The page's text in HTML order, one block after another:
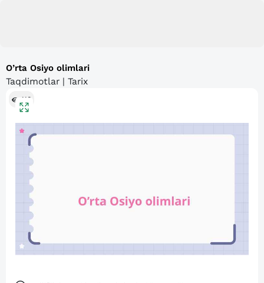
O’rta Osiyo olimlari
Taqdimotlar | Tarix
110